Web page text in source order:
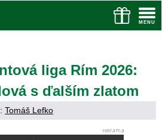
liga Rím 2026:
s ďalším zlatom
Tomáš Lefko